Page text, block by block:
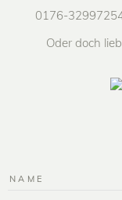
0176-
Oder doch